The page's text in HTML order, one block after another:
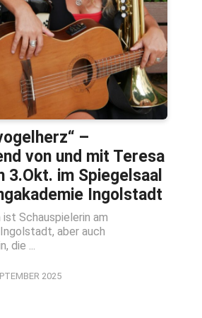
–
von und mit Teresa
3.Okt. im Spiegelsaal
Ingolstadt
Schauspielerin am
aber auch
die ...
2025